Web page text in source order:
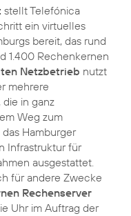
stellt Telefónica
ein virtuelles
bereit, das rund
1.400 Rechenkernen
Netzbetrieb nutzt
mehrere
in ganz
Weg zum
Hamburger
Infrastruktur für
ausgestattet.
für andere Zwecke
Rechenserver
Uhr im Auftrag der